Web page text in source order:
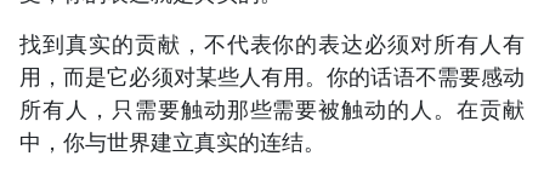
找到真实的贡献，不代表你的表达必须对所有人有
用，而是它必须对某些人有用。你的话语不需要感动
所有人，只需要触动那些需要被触动的人。在贡献
中，你与世界建立真实的连结。